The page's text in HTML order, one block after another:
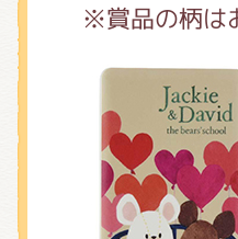
※賞品の柄は